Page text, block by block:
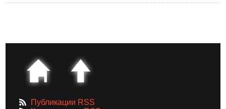
Публикации RSS